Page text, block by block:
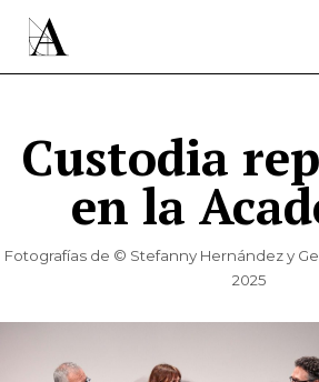
Custodia
en la
Fotografías de © Stefanny Hernández y
2025
ÚNETE A LA ACADEMIA DE